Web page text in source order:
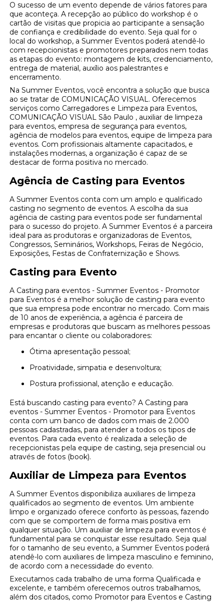
O sucesso de um evento depende de vários fatores para
que aconteça. A recepção ao público do workshop é o
cartão de visitas que propicia ao participante a sensação
de confiança e credibilidade do evento. Seja qual for o
local do workshop, a Summer Eventos poderá atendê-lo
com recepcionistas e promotores preparados nem todas
as etapas do evento: montagem de kits, credenciamento,
entrega de material, auxílio aos palestrantes e
encerramento.
Na Summer Eventos, você encontra a solução que busca
ao se tratar de COMUNICAÇÃO VISUAL. Oferecemos
serviços como Carregadores e Limpeza para Eventos,
COMUNICAÇÃO VISUAL São Paulo , auxiliar de limpeza
para eventos, empresa de segurança para eventos,
agência de modelos para eventos, equipe de limpeza para
eventos. Com profissionais altamente capacitados, e
instalações modernas, a organização é capaz de se
destacar de forma positiva no mercado.
Agência de Casting para Eventos
A Summer Eventos conta com um amplo e qualificado
casting no segmento de eventos. A escolha da sua
agência de casting para eventos pode ser fundamental
para o sucesso do projeto. A Summer Eventos é a parceira
ideal para as produtoras e organizadoras de Eventos,
Congressos, Seminários, Workshops, Feiras de Negócio,
Exposições, Festas de Confraternização e Shows.
Casting para Evento
A Casting para eventos - Summer Eventos - Promotor
para Eventos é a melhor solução de casting para evento
que sua empresa pode encontrar no mercado. Com mais
de 10 anos de experiência, a agência é parceira de
empresas e produtoras que buscam as melhores pessoas
para encantar o cliente ou colaboradores:
Ótima apresentação pessoal;
Proatividade, simpatia e desenvoltura;
Postura profissional, atenção e educação.
Está buscando casting para evento? A Casting para
eventos - Summer Eventos - Promotor para Eventos
conta com um banco de dados com mais de 2.000
pessoas cadastradas, para atender a todos os tipos de
eventos. Para cada evento é realizada a seleção de
recepcionistas pela equipe de casting, seja presencial ou
através de fotos (book).
Auxiliar de Limpeza para Eventos
A Summer Eventos disponibiliza auxiliares de limpeza
qualificados ao segmento de eventos. Um ambiente
limpo e organizado oferece conforto às pessoas, fazendo
com que se comportem de forma mais positiva em
qualquer situação. Um auxiliar de limpeza para eventos é
fundamental para se conquistar esse resultado. Seja qual
for o tamanho de seu evento, a Summer Eventos poderá
atendê-lo com auxiliares de limpeza masculino e feminino,
de acordo com a necessidade do evento.
Executamos cada trabalho de uma forma Qualificada e
excelente, e também oferecemos outros trabalhamos,
além dos citados, como Promotor para Eventos e Casting